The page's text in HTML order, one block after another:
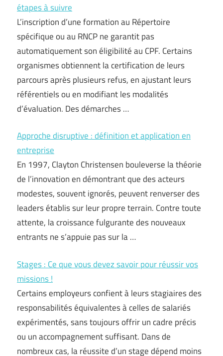
étapes à suivre
L’inscription d’une formation au Répertoire
spécifique ou au RNCP ne garantit pas
automatiquement son éligibilité au CPF. Certains
organismes obtiennent la certification de leurs
parcours après plusieurs refus, en ajustant leurs
référentiels ou en modifiant les modalités
d’évaluation. Des démarches …
Approche disruptive : définition et application en
entreprise
En 1997, Clayton Christensen bouleverse la théorie
de l’innovation en démontrant que des acteurs
modestes, souvent ignorés, peuvent renverser des
leaders établis sur leur propre terrain. Contre toute
attente, la croissance fulgurante des nouveaux
entrants ne s’appuie pas sur la …
Stages : Ce que vous devez savoir pour réussir vos
missions !
Certains employeurs confient à leurs stagiaires des
responsabilités équivalentes à celles de salariés
expérimentés, sans toujours offrir un cadre précis
ou un accompagnement suffisant. Dans de
nombreux cas, la réussite d’un stage dépend moins